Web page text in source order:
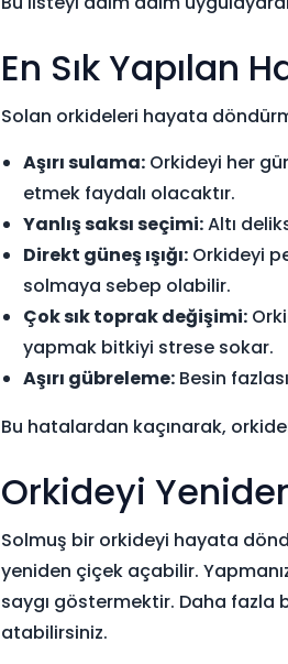
En Sık Yapılan
Solan orkideleri hayata
Aşırı sulama: Orkideyi her
etmek faydalı olacaktır.
Yanlış saksı seçimi:Altı
Direkt güneş ışığı: Orkideyi
solmaya sebep olabilir.
Çok sık toprak değişimi:
yapmak bitkiyi strese sokar.
Aşırı gübreleme: Besin
Bu hatalardan kaçınarak,
Orkideyi
Solmuş bir orkideyi hayata
yeniden çiçek açabilir.
saygı göstermektir. Daha fazla
atabilirsiniz.